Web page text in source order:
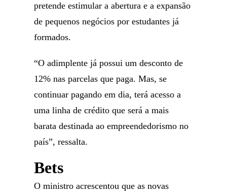
pretende estimular a abertura e a expansão
de pequenos negócios por estudantes já
formados.
“O adimplente já possui um desconto de
12% nas parcelas que paga. Mas, se
continuar pagando em dia, terá acesso a
uma linha de crédito que será a mais
barata destinada ao empreendedorismo no
país”, ressalta.
Bets
O ministro acrescentou que as novas